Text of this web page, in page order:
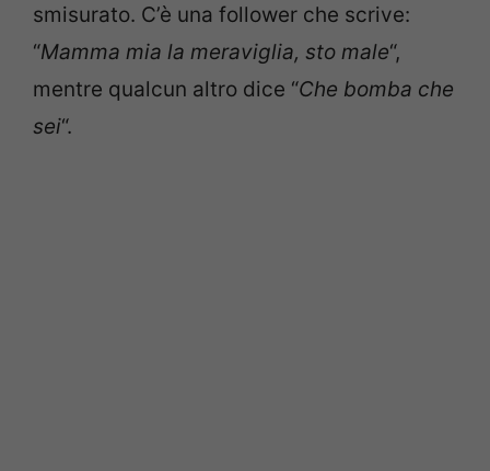
smisurato. C’è una follower che scrive:
“Mamma mia la meraviglia, sto male“,
mentre qualcun altro dice “Che bomba che
sei“.